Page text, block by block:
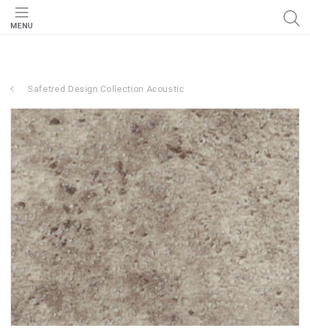
MENU
Safetred Design Collection Acoustic